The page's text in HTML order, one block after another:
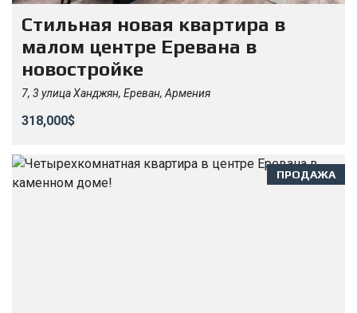
Стильная новая квартира в
малом центре Еревана в
новостройке
7, 3 улица Ханджян, Ереван, Армения
318,000$
ПРОДАЖА